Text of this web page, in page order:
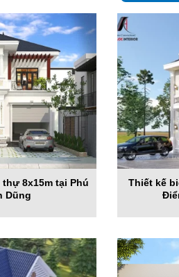
8x15m tại Phú
Dũng
Thiết kế